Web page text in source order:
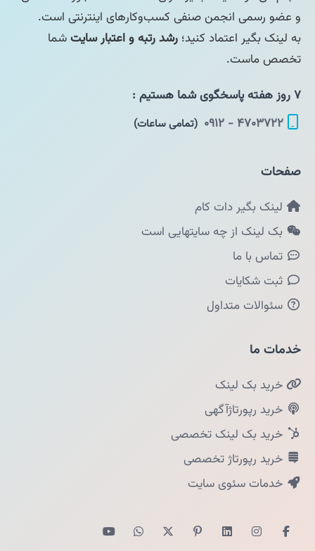
و عضو رسمی انجمن صنفی کسب‌وکارهای اینترنتی است.
به لینک بگیر اعتماد کنید؛ رشد رتبه و اعتبار سایتشما
تخصص ماست.
۷ روز هفته پاسخگوی شما هستیم :
۴۷۰۳۷۲۲ - ۰۹۱۲
(تمامی ساعات)
صفحات
لینک بگیر دات کام
بک لینک از چه سایتهایی است
تماس با ما
ثبت شکایات
سئوالات متداول
خدمات ما
خرید بک لینک
خرید رپورتاژآگهی
خرید بک لینک تخصصی
خرید رپورتاژ تخصصی
خدمات سئوی سایت